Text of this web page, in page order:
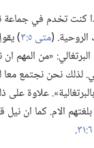
كنت تخدم في جماعة
الروحية.‏ (‏متى ٥:‏٣
‏)‏
«من المهم ان
لذلك نحن نجتمع
علاوة
الام.‏ كما ان
‏.‏